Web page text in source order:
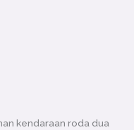
kendaraan roda dua